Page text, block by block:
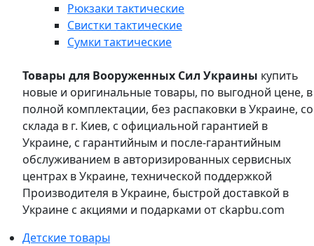
Рюкзаки тактические
Свистки тактические
Сумки тактические
Товары для Вооруженных Сил Украины купить
новые и оригинальные товары, по выгодной цене, в
полной комплектации, без распаковки в Украине, со
склада в г. Киев, с официальной гарантией в
Украине, с гарантийным и после-гарантийным
обслуживанием в авторизированных сервисных
центрах в Украине, технической поддержкой
Производителя в Украине, быстрой доставкой в
Украине с акциями и подарками от ckapbu.com
Детские товары